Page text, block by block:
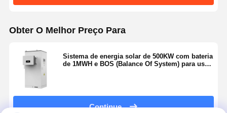
Obter O Melhor Preço Para
Sistema de energia solar de 500KW com bateria
de 1MWH e BOS (Balance Of System) para uso
Continue